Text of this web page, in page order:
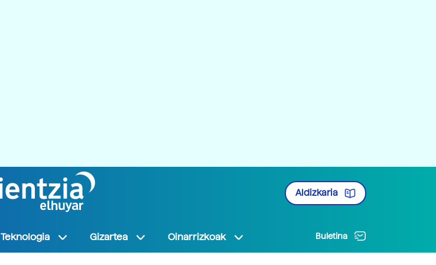
Aldizkaria
Teknologia Gizartea Oinarrizkoak Buletina